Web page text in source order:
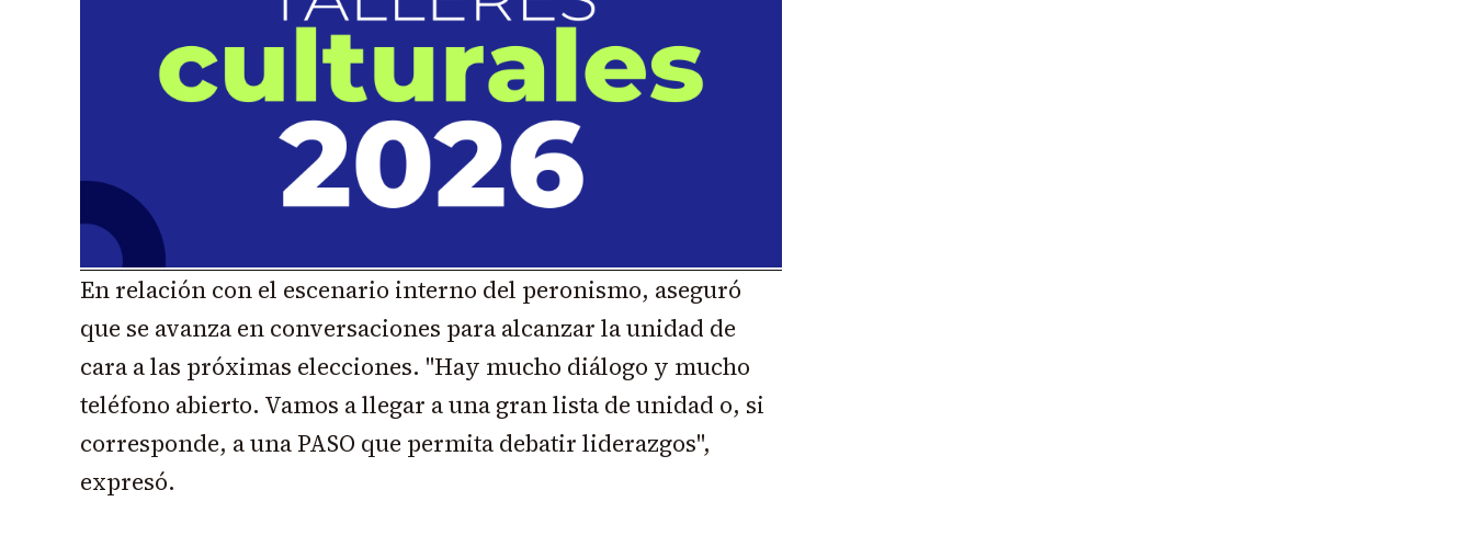
En relación con el escenario interno del peronismo, aseguró
que se avanza en conversaciones para alcanzar la unidad de
cara a las próximas elecciones. "Hay mucho diálogo y mucho
teléfono abierto. Vamos a llegar a una gran lista de unidad o, si
corresponde, a una PASO que permita debatir liderazgos",
expresó.